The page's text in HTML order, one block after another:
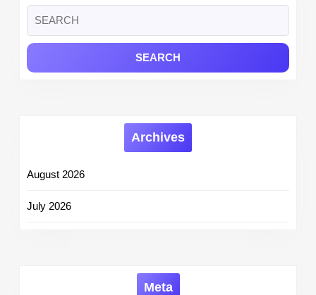
for:
Archives
August 2026
July 2026
Meta